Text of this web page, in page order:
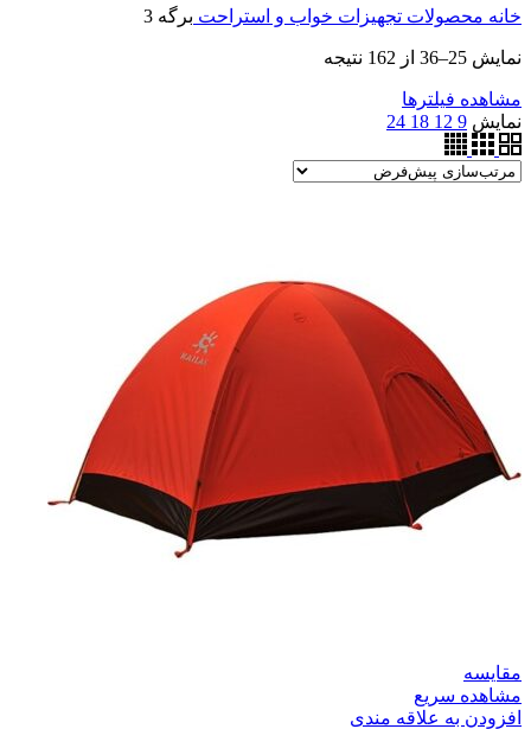
خانه محصولات تجهیزات خواب و استراحت برگه 3
نمایش 25–36 از 162 نتیجه
مشاهده فیلترها
نمایش 9
12
18
24
مقایسه
مشاهده سریع
افزودن به علاقه مندی